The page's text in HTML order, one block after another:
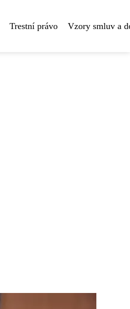
Trestní právo Vzory smluv a